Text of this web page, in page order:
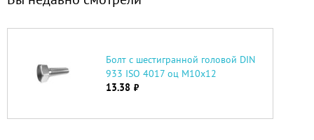
Болт с шестигранной головой DIN
933 ISO 4017 оц М10х12
13.38 руб.